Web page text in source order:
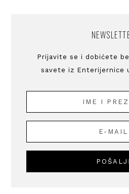
Prijavite se i dobićete
savete iz Enterijernice